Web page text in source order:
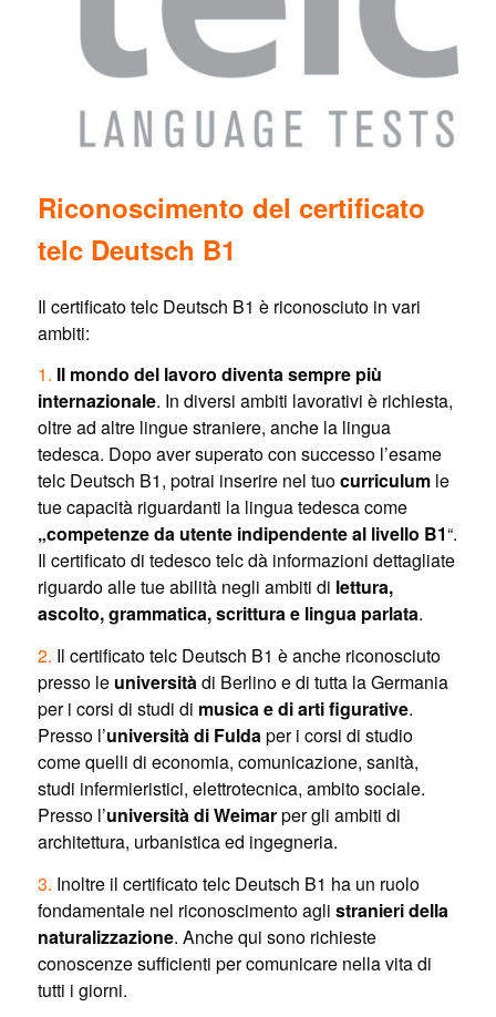
Riconoscimento del certificato
telc Deutsch B1
Il certificato telc Deutsch B1 è riconosciuto in vari
ambiti:
1. Il mondo del lavoro diventa sempre più
internazionale. In diversi ambiti lavorativi è richiesta,
oltre ad altre lingue straniere, anche la lingua
tedesca. Dopo aver superato con successo l’esame
telc Deutsch B1, potrai inserire nel tuocurriculumle
tue capacità riguardanti la lingua tedesca come
„competenze da utente indipendente al livello B1“.
Il certificato di tedesco telc dà informazioni dettagliate
riguardo alle tue abilità negli ambiti di lettura,
ascolto, grammatica, scrittura e lingua parlata.
2. Il certificato telc Deutsch B1 è anche riconosciuto
presso le universitàdi Berlino e di tutta la Germania
per i corsi di studi di musica e di arti figurative.
Presso l’università di Fuldaper i corsi di studio
come quelli di economia, comunicazione, sanità,
studi infermieristici, elettrotecnica, ambito sociale.
Presso l’università di Weimarper gli ambiti di
architettura, urbanistica ed ingegneria.
3. Inoltre il certificato telc Deutsch B1 ha un ruolo
fondamentale nel riconoscimento agli stranieri della
naturalizzazione. Anche qui sono richieste
conoscenze sufficienti per comunicare nella vita di
tutti i giorni.